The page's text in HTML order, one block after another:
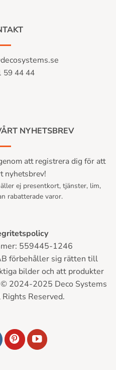
59 44 44
NYHETSBREV
att registrera dig för att
nyhetsbrev!
ej presentkort, tjänster, lim,
rabatterade varor.
559445-1246
förbehåller sig rätten till
bilder och att produkter
2024-2025 Deco Systems
Reserved.